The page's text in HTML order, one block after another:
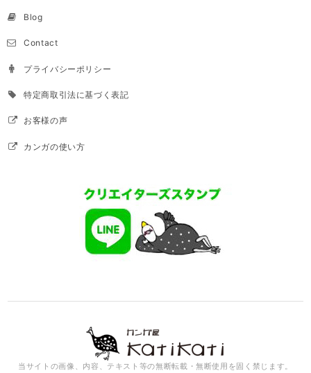
Blog
Contact
プライバシーポリシー
特定商取引法に基づく表記
お客様の声
カンガの使い方
当サイトの画像、内容、テキスト等の無断転載・無断使用を固く禁じます。